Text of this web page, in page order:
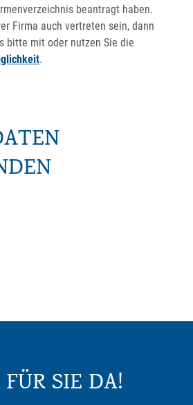
beantragt haben.
Firma auch vertreten sein, dann
bitte mit oder nutzen Sie die
.
SIE DA!